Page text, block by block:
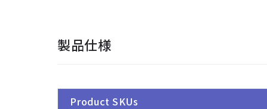
製品仕様
Product SKUs